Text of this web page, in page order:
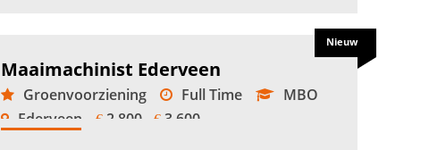
Maaimachinist Ederveen
Groenvoorziening Full Time
MBO
Ederveen
€ 2.800 -€ 3.600
Nieuw